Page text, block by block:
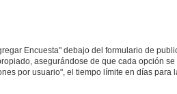
Encuesta" debajo del formulario de
asegurándose de que cada opción
por usuario", el tiempo límite en días